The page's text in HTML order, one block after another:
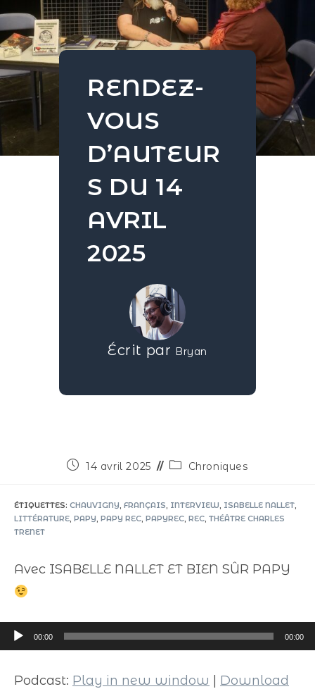
RENDEZ-
VOUS
D’AUTEUR
S DU 14
AVRIL
2025
Écrit par Bryan
14 avril 2025 Chroniques
ÉTIQUETTES: CHAUVIGNY, FRANÇAIS, INTERVIEW, ISABELLE NALLET,
LITTÉRATURE, PAPY, PAPY REC, PAPYREC, REC, THÉÂTRE CHARLES
TRENET
Avec ISABELLE NALLET ET BIEN SÛR PAPY
Lecteur
audio
00:00 00:00
Podcast: Play in new window Download